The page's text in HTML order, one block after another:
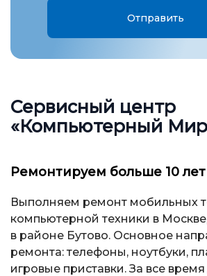
Отправить
Сервисный центр
«Компьютерный
Ремонтируем больше 10 лет
Выполняем ремонт мобильных
компьютерной техники в
в районе Бутово. Основное
ремонта: телефоны, ноутбуки,
игровые приставки. За все